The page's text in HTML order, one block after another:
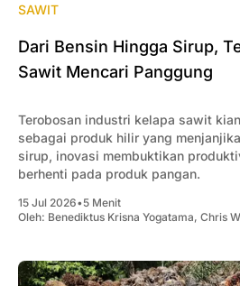
SAWIT
Dari Bensin Hingga Sirup,
Sawit Mencari Panggung
Terobosan industri kelapa sawit
sebagai produk hilir yang
sirup, inovasi membuktikan
berhenti pada produk pangan.
15 Jul 2026•5 Menit
Oleh: Benediktus Krisna Yogatama, Chris